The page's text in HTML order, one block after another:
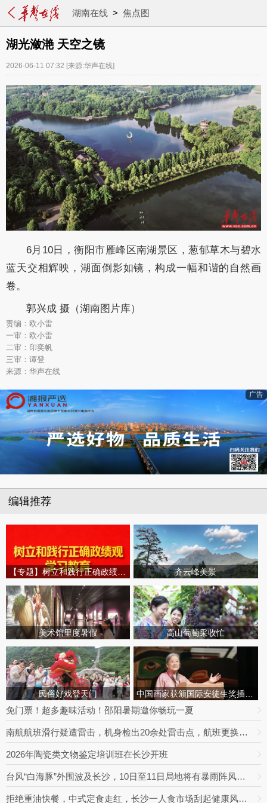
湖南在线> 焦点图
湖光潋滟 天空之镜
2026-06-11 07:32 [来源:华声在线]
6月10日，衡阳市雁峰区南湖景区，葱郁草木与碧水
蓝天交相辉映，湖面倒影如镜，构成一幅和谐的自然画
卷。
郭兴成 摄（湖南图片库）
责编：欧小雷
一审：欧小雷
二审：印奕帆
三审：谭登
来源：华声在线
广告
编辑推荐
齐云峰美景
美术馆里度暑假 高山葡萄采收忙
民俗好戏登天门
免门票！超多趣味活动！邵阳暑期邀你畅玩一夏
南航航班滑行疑遭雷击，机身检出20余处雷击点，航班更换飞机延误出行
2026年陶瓷类文物鉴定培训班在长沙开班
台风“白海豚”外围波及长沙，10日至11日局地将有暴雨阵风，最高达9级
拒绝重油快餐，中式定食走红，长沙一人食市场刮起健康风｜消费新观察